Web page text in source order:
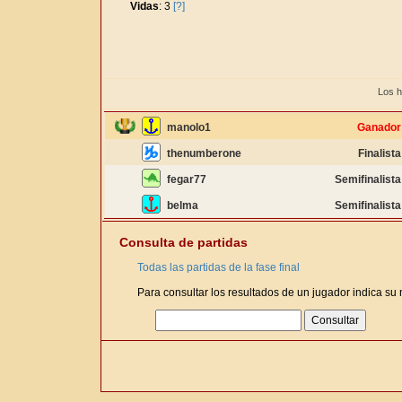
Vidas: 3 [?]
Los
manolo1 Ganador
thenumberone Finalista
fegar77 Semifinalista
belma Semifinalista
Consulta de partidas
Todas las partidas de la fase final
Para consultar los resultados de un jugador indica su